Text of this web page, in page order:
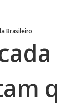
Brasileiro